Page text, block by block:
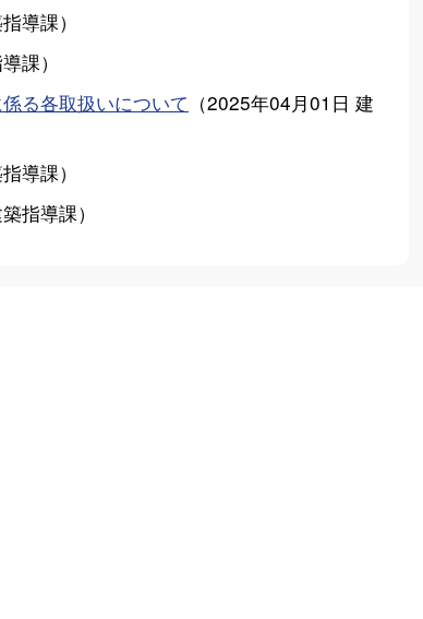
導課）
課）
る各取扱いについて （2025年04月01日 建
導課）
指導課）